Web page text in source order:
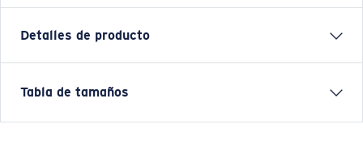
Detalles de producto
Artículo n.°:FQA401250-74V
Tabla de tamaños